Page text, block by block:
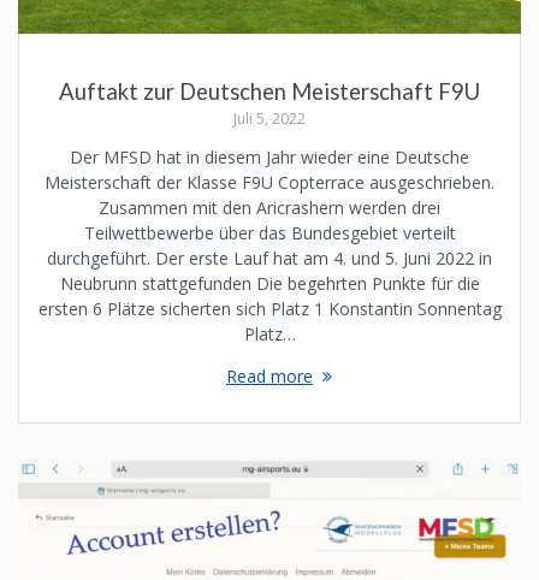
Auftakt zur Deutschen Meisterschaft F9U
Juli 5, 2022
Der MFSD hat in diesem Jahr wieder eine Deutsche
Meisterschaft der Klasse F9U Copterrace ausgeschrieben.
Zusammen mit den Aricrashern werden drei
Teilwettbewerbe über das Bundesgebiet verteilt
durchgeführt. Der erste Lauf hat am 4. und 5. Juni 2022 in
Neubrunn stattgefunden Die begehrten Punkte für die
ersten 6 Plätze sicherten sich Platz 1 Konstantin Sonnentag
Platz…
Read more